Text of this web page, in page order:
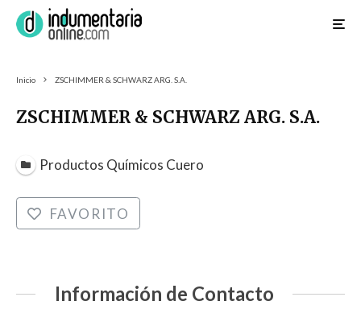
Inicio ZSCHIMMER & SCHWARZ ARG. S.A.
ZSCHIMMER & SCHWARZ ARG. S.A.
Productos Químicos Cuero
FAVORITO
Información de Contacto